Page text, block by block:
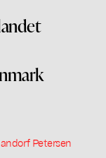
Petersen